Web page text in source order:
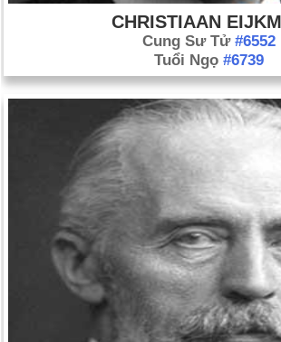
CHRISTIAAN
Cung Sư Tử #6552
Tuổi Ngọ #6739